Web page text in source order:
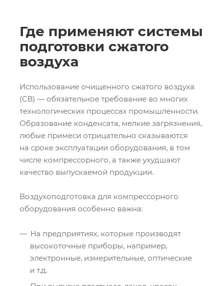
Где применяют системы
подготовки сжатого
воздуха
Использование очищенного сжатого воздуха
(СВ) — обязательное требование во многих
технологических процессах промышленности.
Образование конденсата, мелкие загрязнения,
любые примеси отрицательно сказываются
на сроке эксплуатации оборудования, в том
числе компрессорного, а также ухудшают
качество выпускаемой продукции.
Воздухоподготовка для компрессорного
оборудования особенно важна:
На предприятиях, которые производят
высокоточные приборы, например,
электронные, измерительные, оптические
и т.д.